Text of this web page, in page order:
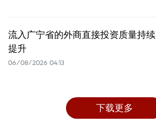
流入广宁省的外商直接投资质量持续
提升
06/08/2026 04:13
下载更多